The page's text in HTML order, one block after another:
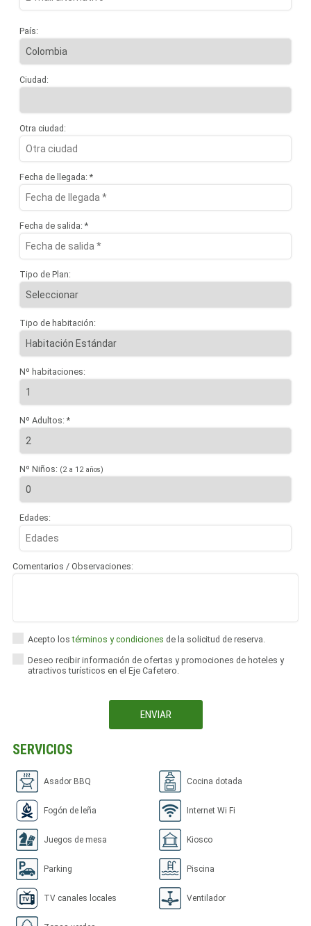
País:
Ciudad:
Otra ciudad:
Fecha de llegada: *
Fecha de salida: *
Tipo de Plan:
Tipo de habitación:
Nº habitaciones:
Nº Adultos: *
Nº Niños: (2 a 12 años)
Edades:
Comentarios / Observaciones:
Acepto lostérminos y condiciones de la solicitud de reserva.
Deseo recibir información de ofertas y promociones de hoteles y
atractivos turísticos en el Eje Cafetero.
SERVICIOS
Asador BBQ Cocina dotada
Fogón de leña Internet Wi Fi
Juegos de mesa Kiosco
Parking Piscina
TV canales locales Ventilador